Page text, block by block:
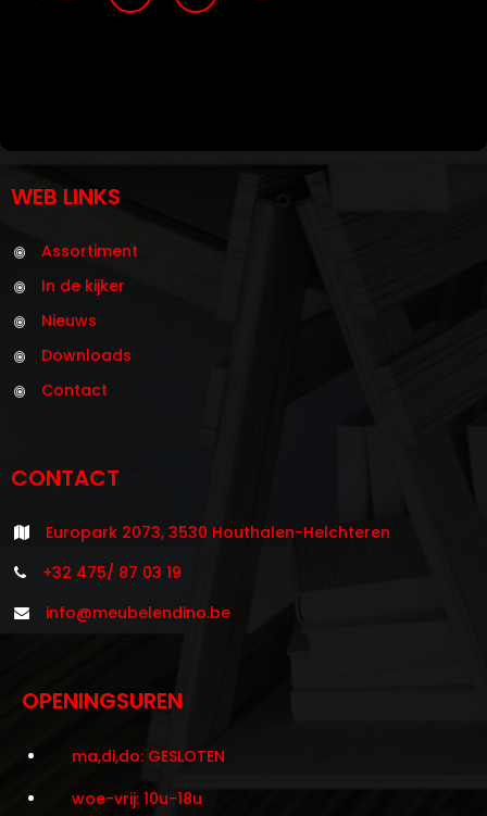
WEB LINKS
Assortiment
In de kijker
Nieuws
Downloads
Contact
CONTACT
Europark 2073, 3530 Houthalen-Helchteren
+32 475/ 87 03 19
info@meubelendino.be
OPENINGSUREN
ma,di,do: GESLOTEN
woe-vrij: 10u-18u